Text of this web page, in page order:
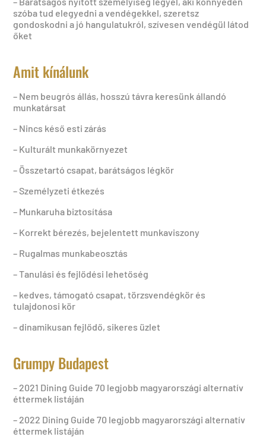
szóba tud elegyedni a vendégekkel, szeretsz
gondoskodni a jó hangulatukról, szívesen vendégül látod
őket
Amit kínálunk
– Nem beugrós állás, hosszú távra keresünk állandó
munkatársat
– Nincs késő esti zárás
– Kulturált munkakörnyezet
– Összetartó csapat, barátságos légkör
– Személyzeti étkezés
– Munkaruha biztosítása
– Korrekt bérezés, bejelentett munkaviszony
– Rugalmas munkabeosztás
– Tanulási és fejlődési lehetőség
– kedves, támogató csapat, törzsvendégkör és
tulajdonosi kör
– dinamikusan fejlődő, sikeres üzlet
Grumpy Budapest
– 2021 Dining Guide 70 legjobb magyarországi alternatív
éttermek listáján
– 2022 Dining Guide 70 legjobb magyarországi alternatív
éttermek listáján